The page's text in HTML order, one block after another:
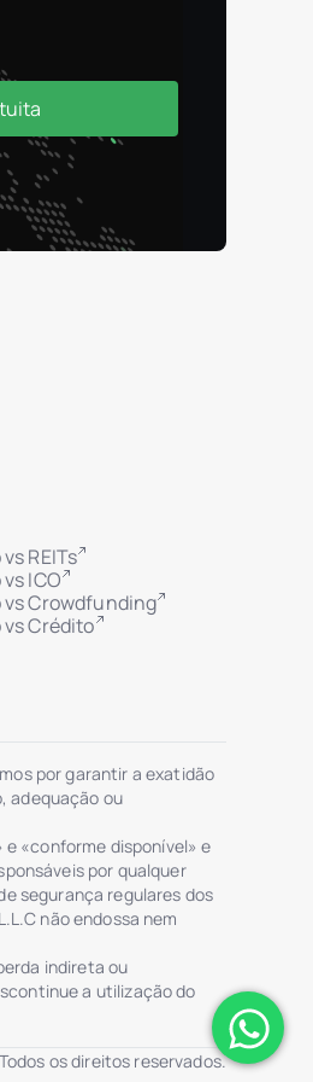
REITs
ICO
Crowdfunding
Crédito
por garantir a exatidão
adequação ou
«conforme disponível» e
por qualquer
segurança regulares dos
não endossa nem
indireta ou
a utilização do
os direitos reservados.